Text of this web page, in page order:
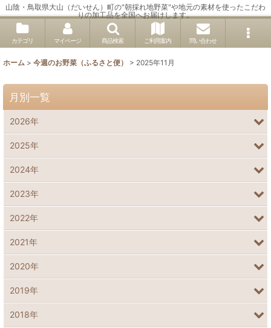
山陰・鳥取県大山（だいせん）町の"朝採れ地野菜"や地元の素材を使ったこだわ
りの加工品を全国へお届けします。
カテゴリ マイページ 商品検索 ご利用案内 問い合わせ
ホーム > 今週のお野菜（ふるさと便） > 2025年11月
月別一覧
2026年
2025年
2024年
2023年
2022年
2021年
2020年
2019年
2018年